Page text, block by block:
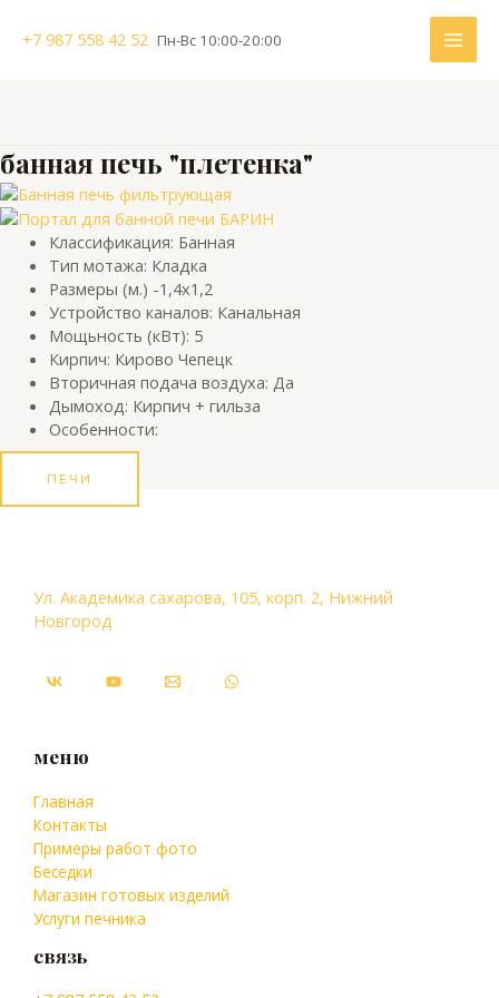
+7 987 558 42 52 Пн-Вс 10:00-20:00
банная печь "плетенка"
Классификация: Банная
Тип мотажа: Кладка
Размеры (м.) -1,4х1,2
Устройство каналов: Канальная
Мощьность (кВт): 5
Кирпич: Кирово Чепецк
Вторичная подача воздуха: Да
Дымоход: Кирпич + гильза
Особенности:
ПЕЧИ
Ул. Академика сахарова, 105, корп. 2, Нижний
Новгород
меню
Главная
Контакты
Примеры работ фото
Беседки
Магазин готовых изделий
Услуги печника
связь